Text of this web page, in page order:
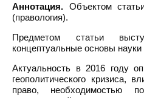
Аннотация. Объектом
(правология).
Предметом статьи
концептуальные основы
Актуальность в 2016 году
геополитического кризиса,
право, необходимостью